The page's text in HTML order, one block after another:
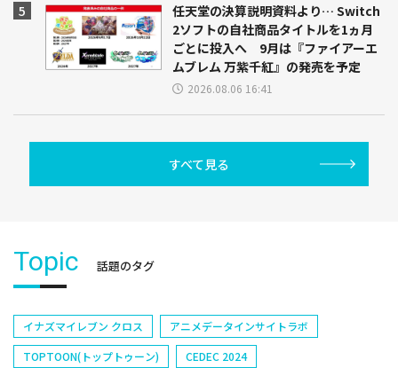
任天堂の決算説明資料より… Switch
2ソフトの自社商品タイトルを1ヵ月
ごとに投入へ 9月は『ファイアーエ
ムブレム 万紫千紅』の発売を予定
2026.08.06 16:41
すべて見る
Topic 話題のタグ
イナズマイレブン クロス
アニメデータインサイトラボ
TOPTOON(トップトゥーン)
CEDEC 2024